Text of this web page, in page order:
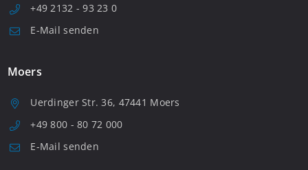
+49 2132 - 93 23 0
E-Mail senden
Moers
Uerdinger Str. 36, 47441 Moers
+49 800 - 80 72 000
E-Mail senden